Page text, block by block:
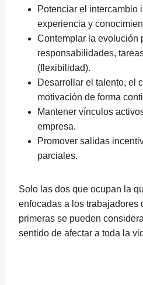
Potenciar el intercambio
experiencia y
Contemplar la evolución
responsabilidades,
(flexibilidad).
Desarrollar el talento, el
motivación de forma
Mantener vínculos
empresa.
Promover salidas
parciales.
Solo las dos que ocupan la
enfocadas a los trabajadores
primeras se pueden
sentido de afectar a toda la